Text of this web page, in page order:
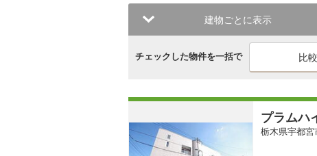
建物ごとに表示
チェックした物件を一括で
プラムハ
栃木県宇都宮